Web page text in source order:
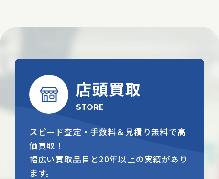
店頭買取
STORE
スピード査定・手数料＆見積り無料で高
価買取！
幅広い買取品目と20年以上の実績があり
ます。